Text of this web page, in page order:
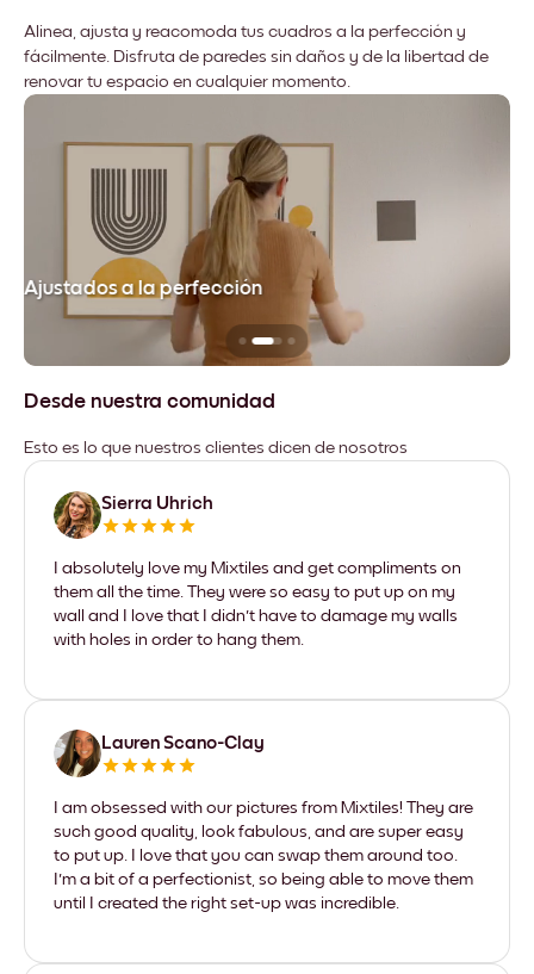
Alinea, ajusta y reacomoda tus cuadros a la perfección y
fácilmente. Disfruta de paredes sin daños y de la libertad de
renovar tu espacio en cualquier momento.
Ajustados a la perfección
Desde nuestra comunidad
Esto es lo que nuestros clientes dicen de nosotros
Sierra Uhrich
I absolutely love my Mixtiles and get compliments on
them all the time. They were so easy to put up on my
wall and I love that I didn't have to damage my walls
with holes in order to hang them.
Lauren Scano-Clay
I am obsessed with our pictures from Mixtiles! They are
such good quality, look fabulous, and are super easy
to put up. I love that you can swap them around too.
I'm a bit of a perfectionist, so being able to move them
until I created the right set-up was incredible.